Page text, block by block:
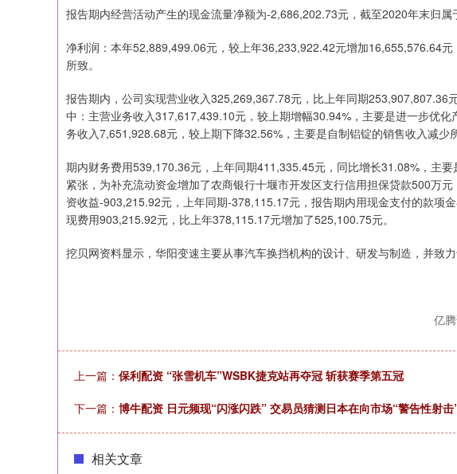
报告期内经营活动产生的现金流量净额为-2,686,202.73元，截至2020年末归属
净利润：本年52,889,499.06元，较上年36,233,922.42元增加16,655,576.64
所致。
报告期内，公司实现营业收入325,269,367.78元，比上年同期253,907,807.36
中：主营业务收入317,617,439.10元，较上期增幅30.94%，主要是进一步优
务收入7,651,928.68元，较上期下降32.56%，主要是自制铝锭的销售收入减少
期内财务费用539,170.36元，上年同期411,335.45元，同比增长31.08%，主
紧张，为补充流动资金增加了农商银行十堰市开发区支行信用担保贷款500万
资收益-903,215.92元，上年同期-378,115.17元，报告期内用现金支付的款项
现费用903,215.92元，比上年378,115.17元增加了525,100.75元。
挖贝网资料显示，华阳变速主要从事汽车换挡机构的设计、研发与制造，并致力
亿
上一篇： 保利配资 “张雪机车”WSBK捷克站再夺冠 斩获赛季第五冠
下一篇： 博牛配资 日元频现“闪涨闪跌” 交易员猜测日本在向市场“警告性射击
相关文章